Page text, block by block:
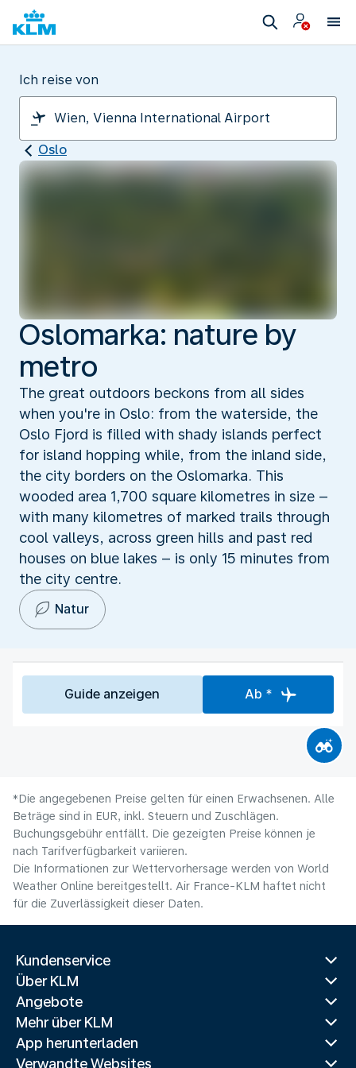
Ich reise von
Oslo
Oslomarka: nature by
metro
The great outdoors beckons from all sides
when you're in Oslo: from the waterside, the
Oslo Fjord is filled with shady islands perfect
for island hopping while, from the inland side,
the city borders on the Oslomarka. This
wooded area 1,700 square kilometres in size –
with many kilometres of marked trails through
cool valleys, across green hills and past red
houses on blue lakes – is only 15 minutes from
the city centre.
Natur
Guide anzeigen Ab *
*Die angegebenen Preise gelten für einen Erwachsenen. Alle
Beträge sind in EUR, inkl. Steuern und Zuschlägen.
Buchungsgebühr entfällt. Die gezeigten Preise können je
nach Tarifverfügbarkeit variieren.
Die Informationen zur Wettervorhersage werden von World
Weather Online bereitgestellt. Air France-KLM haftet nicht
für die Zuverlässigkeit dieser Daten.
Kundenservice
Über KLM
Angebote
Mehr über KLM
App herunterladen
Verwandte Websites